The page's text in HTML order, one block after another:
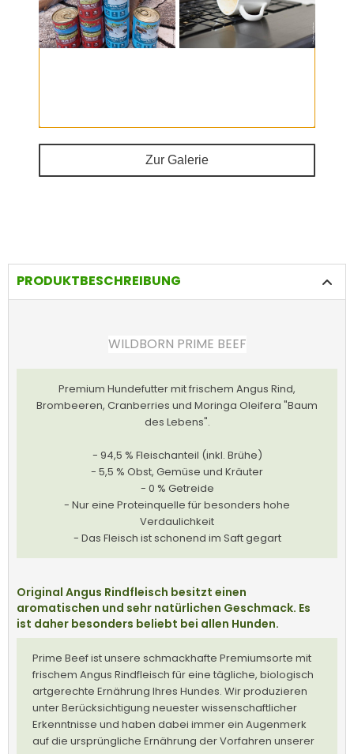
Zur Galerie
PRODUKTBESCHREIBUNG
WILDBORN PRIME BEEF
Premium Hundefutter mit frischem Angus Rind,
Brombeeren, Cranberries und Moringa Oleifera "Baum
des Lebens".
- 94,5 % Fleischanteil (inkl. Brühe)
- 5,5 % Obst, Gemüse und Kräuter
- 0 % Getreide
- Nur eine Proteinquelle für besonders hohe
Verdaulichkeit
- Das Fleisch ist schonend im Saft gegart
Original Angus Rindfleisch besitzt einen
aromatischen und sehr natürlichen Geschmack. Es
ist daher besonders beliebt bei allen Hunden.
Prime Beef ist unsere schmackhafte Premiumsorte mit
frischem Angus Rindfleisch für eine tägliche, biologisch
artgerechte Ernährung Ihres Hundes. Wir produzieren
unter Berücksichtigung neuester wissenschaftlicher
Erkenntnisse und haben dabei immer ein Augenmerk
auf die ursprüngliche Ernährung der Vorfahren unserer